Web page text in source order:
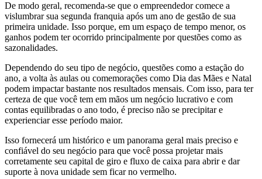
De modo geral, recomenda-se que o empreendedor comece a
vislumbrar sua segunda franquia após um ano de gestão de sua
primeira unidade. Isso porque, em um espaço de tempo menor, os
ganhos podem ter ocorrido principalmente por questões como as
sazonalidades.
Dependendo do seu tipo de negócio, questões como a estação do
ano, a volta às aulas ou comemorações como Dia das Mães e Natal
podem impactar bastante nos resultados mensais. Com isso, para ter
certeza de que você tem em mãos um negócio lucrativo e com
contas equilibradas o ano todo, é preciso não se precipitar e
experienciar esse período maior.
Isso fornecerá um histórico e um panorama geral mais preciso e
confiável do seu negócio para que você possa projetar mais
corretamente seu capital de giro e fluxo de caixa para abrir e dar
suporte à nova unidade sem ficar no vermelho.